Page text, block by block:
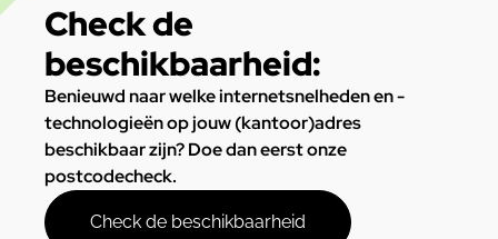
Check de
beschikbaarheid:
Benieuwd naar welke internetsnelheden en -
technologieën op jouw (kantoor)adres
beschikbaar zijn? Doe dan eerst onze
postcodecheck.
Check de beschikbaarheid